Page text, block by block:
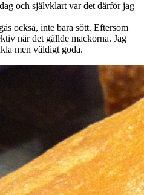
och självklart var det därför jag
också, inte bara sött. Eftersom
när det gällde mackorna. Jag
men väldigt goda.